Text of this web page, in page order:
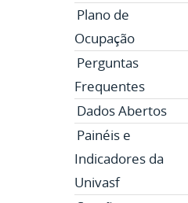
Plano de
Ocupação
Perguntas
Frequentes
Dados Abertos
Painéis e
Indicadores da
Univasf